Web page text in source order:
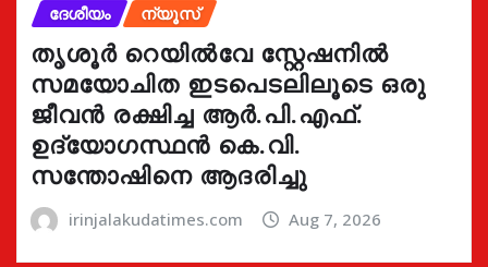
ദേശീയം
ന്യൂസ്
തൃശൂർ റെയിൽവേ സ്റ്റേഷനിൽ
സമയോചിത ഇടപെടലിലൂടെ ഒരു
ജീവൻ രക്ഷിച്ച ആർ.പി.എഫ്.
ഉദ്യോഗസ്ഥൻ കെ.വി.
സന്തോഷിനെ ആദരിച്ചു
irinjalakudatimes.com Aug 7, 2026